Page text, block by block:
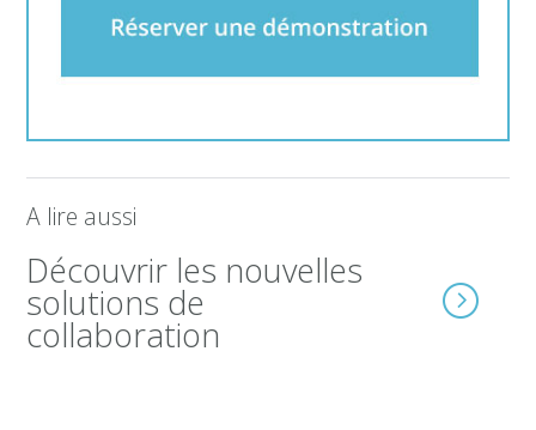
A lire aussi
Découvrir les nouvelles
solutions de
collaboration